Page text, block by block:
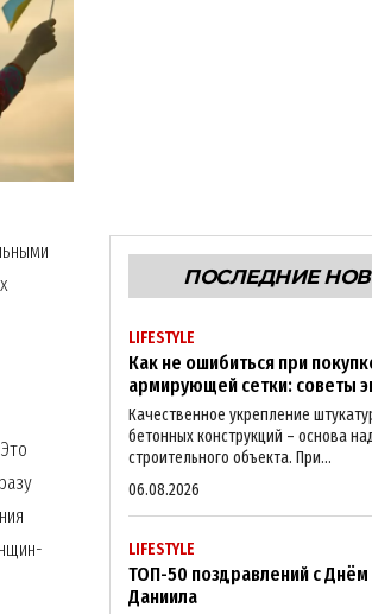
ПОСЛЕДНИЕ
LIFESTYLE
Как не ошибиться при
армирующей сетки: советы
Качественное укрепление
бетонных конструкций – основа
строительного объекта. При...
06.08.2026
LIFESTYLE
ТОП-50 поздравлений с
Даниила